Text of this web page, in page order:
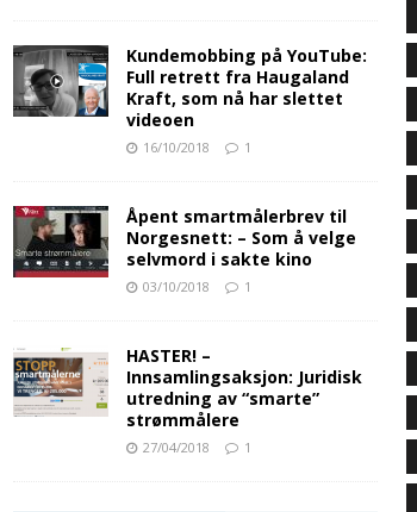
Kundemobbing på YouTube:
Full retrett fra Haugaland
Kraft, som nå har slettet
videoen
16/10/2018 1
Åpent smartmålerbrev til
Norgesnett: – Som å velge
selvmord i sakte kino
03/10/2018 1
HASTER! –
Innsamlingsaksjon: Juridisk
utredning av “smarte”
strømmålere
27/04/2018 1